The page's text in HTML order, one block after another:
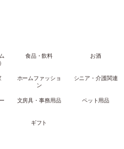
食品・飲料 お酒
ホームファッショ
ン
シニア・介護関連
文房具・事務用品 ペット用品
ギフト